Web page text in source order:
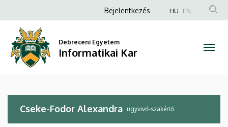
Fodor
Alexandra
Informatikai
Kar
a
tartalomra
Anonim
fiók
menüje
Bejelentkezés HU EN
Debreceni Egyetem
Informatikai Kar
Cseke-Fodor Alexandra ügyvivő-szakértő